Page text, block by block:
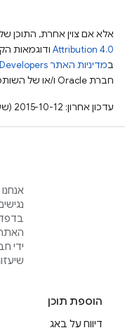
אלא אם צוין אחרת, התוכן
Attribution 4.0 ודוגמאות
במדיניות האתר Google Developers‏
חברת Oracle ו/או של השותפים העצמאיים שלה.
עדכון אחרון: 2015-10-12 (שעון UTC).
הוספת תוכן
דיווח על באג